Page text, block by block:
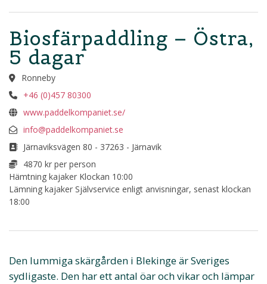
Biosfärpaddling – Östra,
5 dagar
Ronneby
+46 (0)457 80300
www.paddelkompaniet.se/
info@paddelkompaniet.se
Järnaviksvägen 80 - 37263 - Järnavik
4870 kr per person
Hämtning kajaker Klockan 10:00
Lämning kajaker Självservice enligt anvisningar, senast klockan
18:00
Den lummiga skärgården i Blekinge är Sveriges
sydligaste. Den har ett antal öar och vikar och lämpar